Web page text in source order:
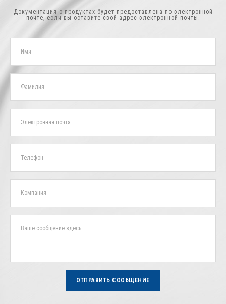
Документация о продуктах будет предоставлена ​​по электронной
почте, если вы оставите свой адрес электронной почты.
ОТПРАВИТЬ СООБЩЕНИЕ